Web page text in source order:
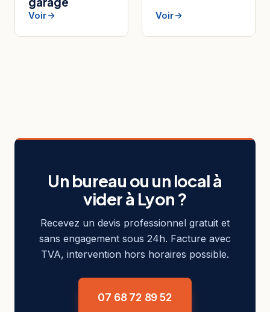
Voir Voir
Un bureau ou un local à
vider à Lyon ?
Recevez un devis professionnel gratuit et
sans engagement sous 24h. Facture avec
TVA, intervention hors horaires possible.
07 68 72 89 52